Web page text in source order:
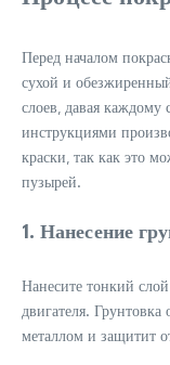
Перед началом
сухой и
слоев‚ давая каждому
инструкциями
краски‚ так как это
пузырей.
1. Нанесение
Нанесите тонкий
двигателя.
металлом и защитит